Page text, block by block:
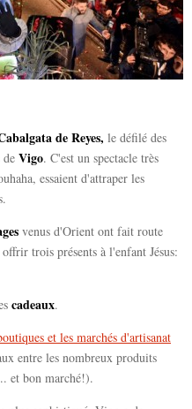
de Reyes, le défilé des
Vigo. C'est un spectacle très
essaient d'attraper les
venus d'Orient ont fait route
trois présents à l'enfant Jésus:
cadeaux.
et les marchés d'artisanat
entre les nombreux produits
et bon marché!).